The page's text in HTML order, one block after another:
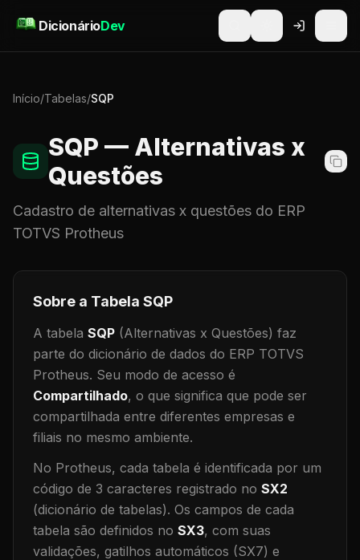
DicionárioDev
Início/Tabelas/SQP
SQP — Alternativas x
Questões
Cadastro de alternativas x questões do ERP
TOTVS Protheus
Sobre a Tabela SQP
A tabela SQP (Alternativas x Questões) faz
parte do dicionário de dados do ERP TOTVS
Protheus. Seu modo de acesso é
Compartilhado, o que significa que pode ser
compartilhada entre diferentes empresas e
filiais no mesmo ambiente.
No Protheus, cada tabela é identificada por um
código de 3 caracteres registrado no SX2
(dicionário de tabelas). Os campos de cada
tabela são definidos no SX3, com suas
validações, gatilhos automáticos (SX7) e